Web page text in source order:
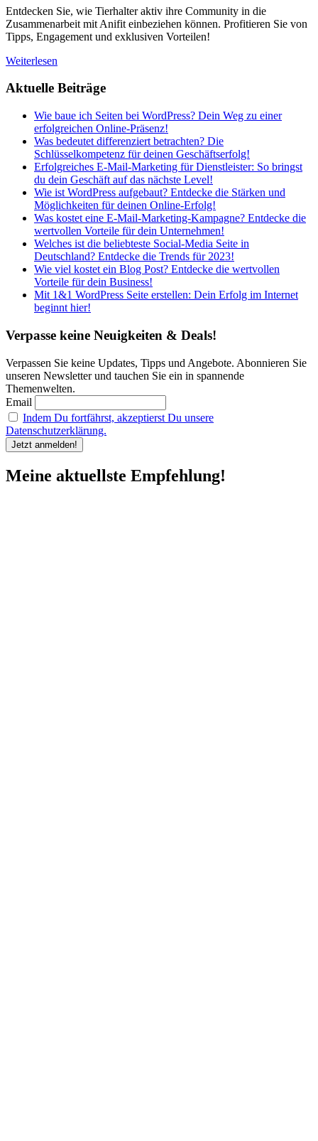
Entdecken Sie, wie Tierhalter aktiv ihre Community in die
Zusammenarbeit mit Anifit einbeziehen können. Profitieren Sie von
Tipps, Engagement und exklusiven Vorteilen!
Weiterlesen
Aktuelle Beiträge
Wie baue ich Seiten bei WordPress? Dein Weg zu einer
erfolgreichen Online-Präsenz!
Was bedeutet differenziert betrachten? Die
Schlüsselkompetenz für deinen Geschäftserfolg!
Erfolgreiches E-Mail-Marketing für Dienstleister: So bringst
du dein Geschäft auf das nächste Level!
Wie ist WordPress aufgebaut? Entdecke die Stärken und
Möglichkeiten für deinen Online-Erfolg!
Was kostet eine E-Mail-Marketing-Kampagne? Entdecke die
wertvollen Vorteile für dein Unternehmen!
Welches ist die beliebteste Social-Media Seite in
Deutschland? Entdecke die Trends für 2023!
Wie viel kostet ein Blog Post? Entdecke die wertvollen
Vorteile für dein Business!
Mit 1&1 WordPress Seite erstellen: Dein Erfolg im Internet
beginnt hier!
Verpasse keine Neuigkeiten & Deals!
Verpassen Sie keine Updates, Tipps und Angebote. Abonnieren Sie
unseren Newsletter und tauchen Sie ein in spannende
Themenwelten.
Email
Indem Du fortfährst, akzeptierst Du unsere
Datenschutzerklärung.
Meine aktuellste Empfehlung!